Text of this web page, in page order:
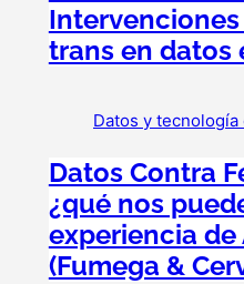
trans en datos
Datos y
Datos Contra
¿qué nos
experiencia de
(Fumega &